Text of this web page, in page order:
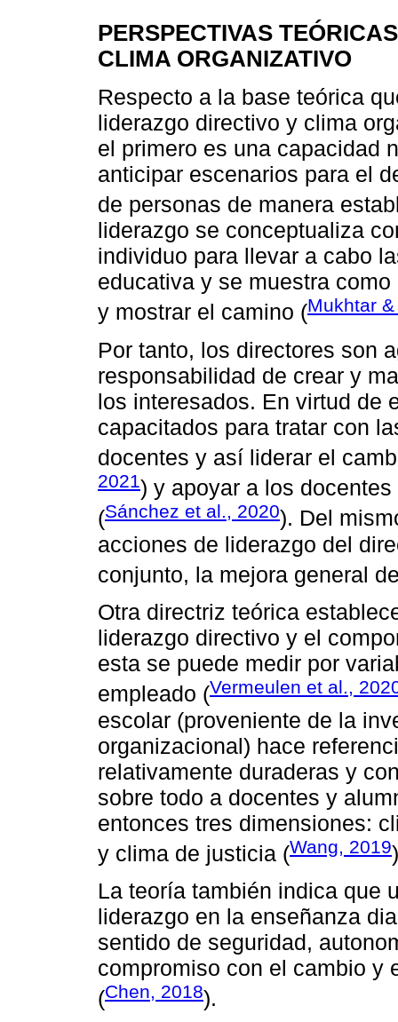
PERSPECTIVAS
CLIMA ORGANIZATIVO
Respecto a la base teórica
liderazgo directivo y clima
el primero es una capacidad
anticipar escenarios para el
de personas de manera
liderazgo se conceptualiza
individuo para llevar a cabo
educativa y se muestra
y mostrar el camino (Mukhtar
Por tanto, los directores son
responsabilidad de crear y
los interesados. En virtud de
capacitados para tratar con
docentes y así liderar el
2021) y apoyar a los
(Sánchez et al., 2020). Del
acciones de liderazgo del
conjunto, la mejora general
Otra directriz teórica
liderazgo directivo y el
esta se puede medir por
empleado (Vermeulen et al.,
escolar (proveniente de la
organizacional) hace
relativamente duraderas y
sobre todo a docentes y
entonces tres dimensiones:
y clima de justicia (Wang, 2019
La teoría también indica que
liderazgo en la enseñanza
sentido de seguridad,
compromiso con el cambio y
(Chen, 2018).